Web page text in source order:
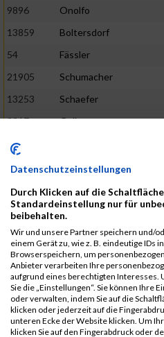
9896
Onolfo
13859
Boltersdorf
54
Fässler
21905
Schumacher
13253
Schaefer
2317
Golbar
5561
12006
Laudien
9273
Nicotra
7717
Lades
15581
Adamczak
3162
Heilig
3107
Schork
5888
Regneri
8971
Bien
Datenschutzeinstellungen
Durch Klicken auf die
Standardeinstellung nur für
beibehalten.
Wir und unsere Partner speichern und/
einem Gerät zu, wie z. B. eindeutige IDs
Browserspeichern, um
Anbieter verarbeiten Ihre
aufgrund eines berechtigten Interesses.
Sie die „Einstellungen“. Sie können Ihre
oder verwalten, indem Sie auf die
klicken oder jederzeit auf die
unteren Ecke der Website klicken. Um
klicken Sie auf den Fingerabdruck oder